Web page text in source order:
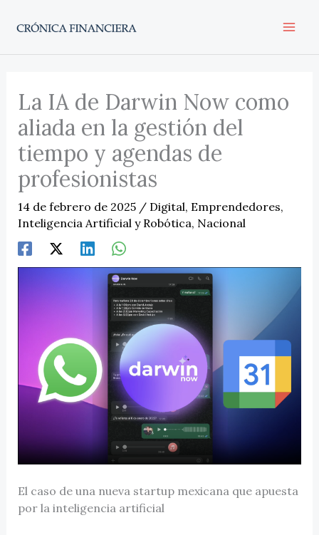
La IA de Darwin Now como
aliada en la gestión del
tiempo y agendas de
profesionistas
14 de febrero de 2025 / Digital, Emprendedores,
Inteligencia Artificial y Robótica, Nacional
El caso de una nueva startup mexicana que apuesta
por la inteligencia artificial